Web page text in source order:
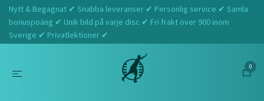
Nytt & Begagnat ✔ Snabba leveranser ✔ Personlig service ✔ Samla
bonuspoäng ✔ Unik bild på varje disc ✔ Fri frakt över 900 inom
Sverige ✔ Privatlektioner ✔
0